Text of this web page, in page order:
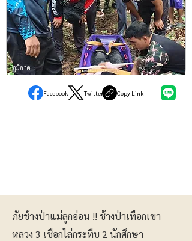
ภูมิภาค
Facebook Twitter Copy Link
ภัยช้างป่าแม่ลูกอ่อน !! ช้างป่าเทือกเขา
หลวง 3 เชือกไล่กระทืบ 2 นักศึกษา